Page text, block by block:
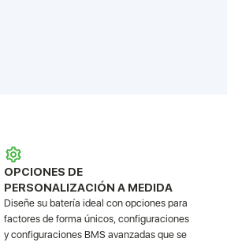
OPCIONES DE
PERSONALIZACIÓN A MEDIDA
Diseñe su batería ideal con opciones para
factores de forma únicos, configuraciones
y configuraciones BMS avanzadas que se